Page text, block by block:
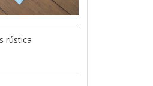
rústica